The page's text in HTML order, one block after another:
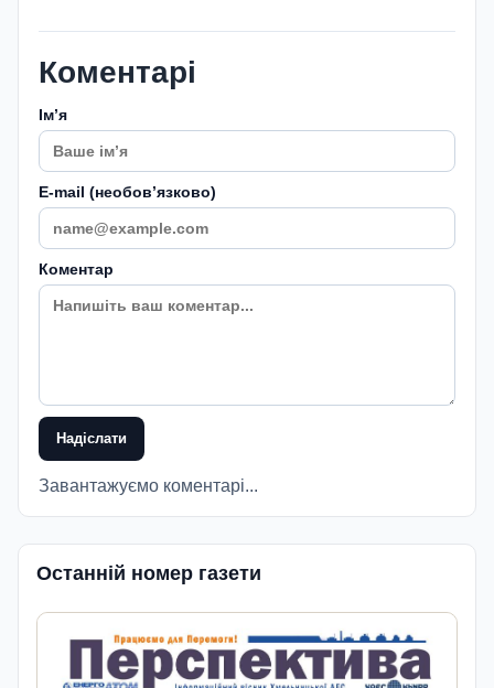
Коментарі
Імʼя
E-mail (необовʼязково)
Коментар
Надіслати
Завантажуємо коментарі...
Останній номер газети